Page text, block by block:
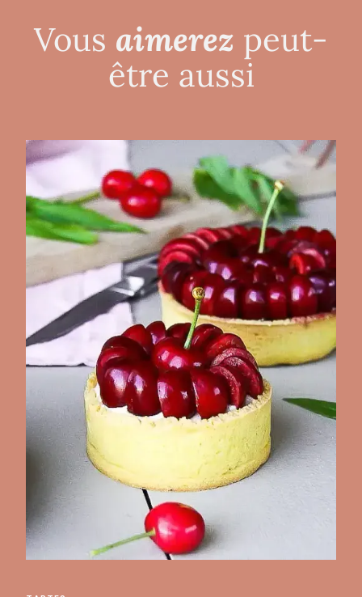
Vous aimerez peut-
être aussi